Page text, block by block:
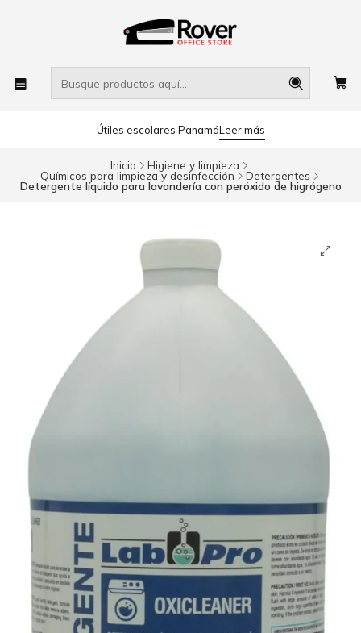
Útiles escolares PanamáLeer más
Inicio Higiene y limpieza
Químicos para limpieza y desinfección Detergentes
Detergente líquido para lavandería con peróxido de higrógeno